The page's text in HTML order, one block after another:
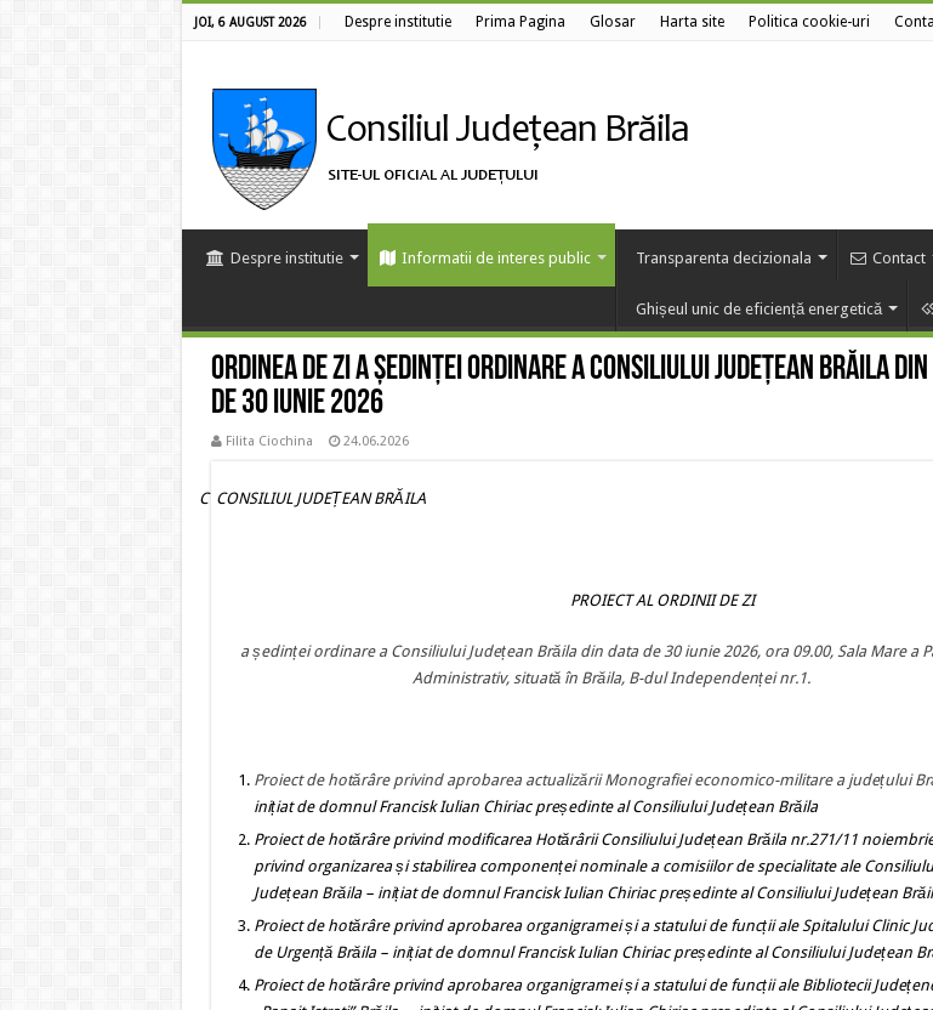
JOI, 6 AUGUST 2026 Despre institutie Prima Pagina Glosar Harta site Politica cookie-uri
Despre institutie Informatii de interes public Transparenta decizionala Contact
Ghișeul unic de eficiență energetică
Ordinea de zi a ședinței ordinare a Consiliului Județean Brăila
de 30 iunie 2026
Filita Ciochina 24.06.2026
C CONSILIUL JUDEȚEAN BRĂILA
PROIECT AL ORDINII DE ZI
a ședinței ordinare a Consiliului Județean Brăila din data de 30 iunie 2026, ora 09.00, Sala Mare a
Administrativ, situată în Brăila, B-dul Independenței nr.1.
Proiect de hotărâre privind aprobarea actualizării Monografiei economico-militare a județului
inițiat de domnul Francisk Iulian Chiriac președinte al Consiliului Județean Brăila
Proiect de hotărâre privind modificarea Hotărârii Consiliului Județean Brăila nr.271/11
privind organizarea și stabilirea componenței nominale a comisiilor de specialitate ale
Județean Brăila – inițiat de domnul Francisk Iulian Chiriac președinte al Consiliului Județean
Proiect de hotărâre privind aprobarea organigramei și a statului de funcții ale Spitalului Clinic
de Urgență Brăila – inițiat de domnul Francisk Iulian Chiriac președinte al Consiliului Județean
Proiect de hotărâre privind aprobarea organigramei și a statului de funcții ale Bibliotecii